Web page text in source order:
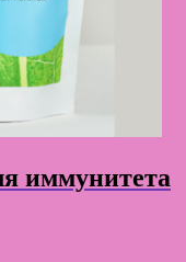
иммунитета